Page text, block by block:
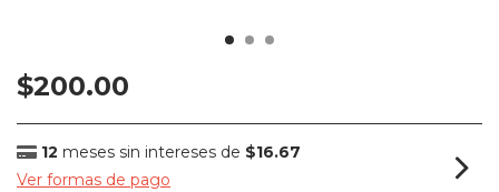
$200.00
12 meses sin intereses de $16.67
Ver formas de pago